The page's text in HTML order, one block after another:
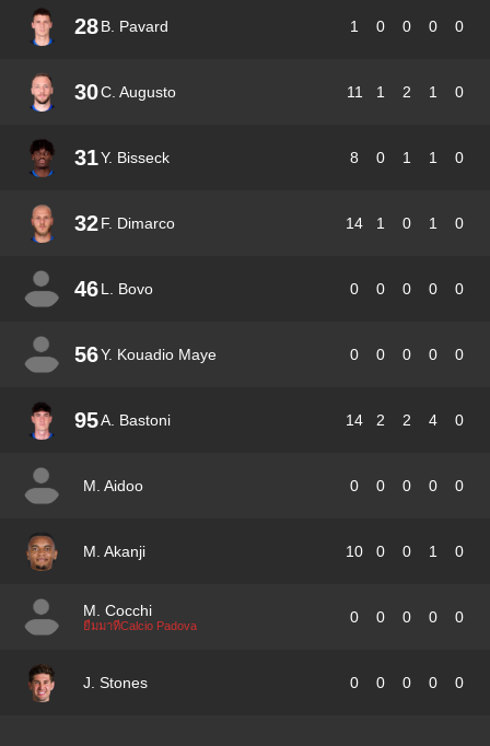
28B. Pavard 1 0 0 0 0
30C. Augusto 11 1 2 1 0
31Y. Bisseck 8 0 1 1 0
32F. Dimarco 14 1 0 1 0
46L. Bovo 0 0 0 0 0
56Y. Kouadio Maye 0 0 0 0 0
95A. Bastoni 14 2 2 4 0
M. Aidoo 0 0 0 0 0
M. Akanji 10 0 0 1 0
M. Cocchi
ยืมมาที่Calcio Padova 0 0 0 0 0
J. Stones 0 0 0 0 0